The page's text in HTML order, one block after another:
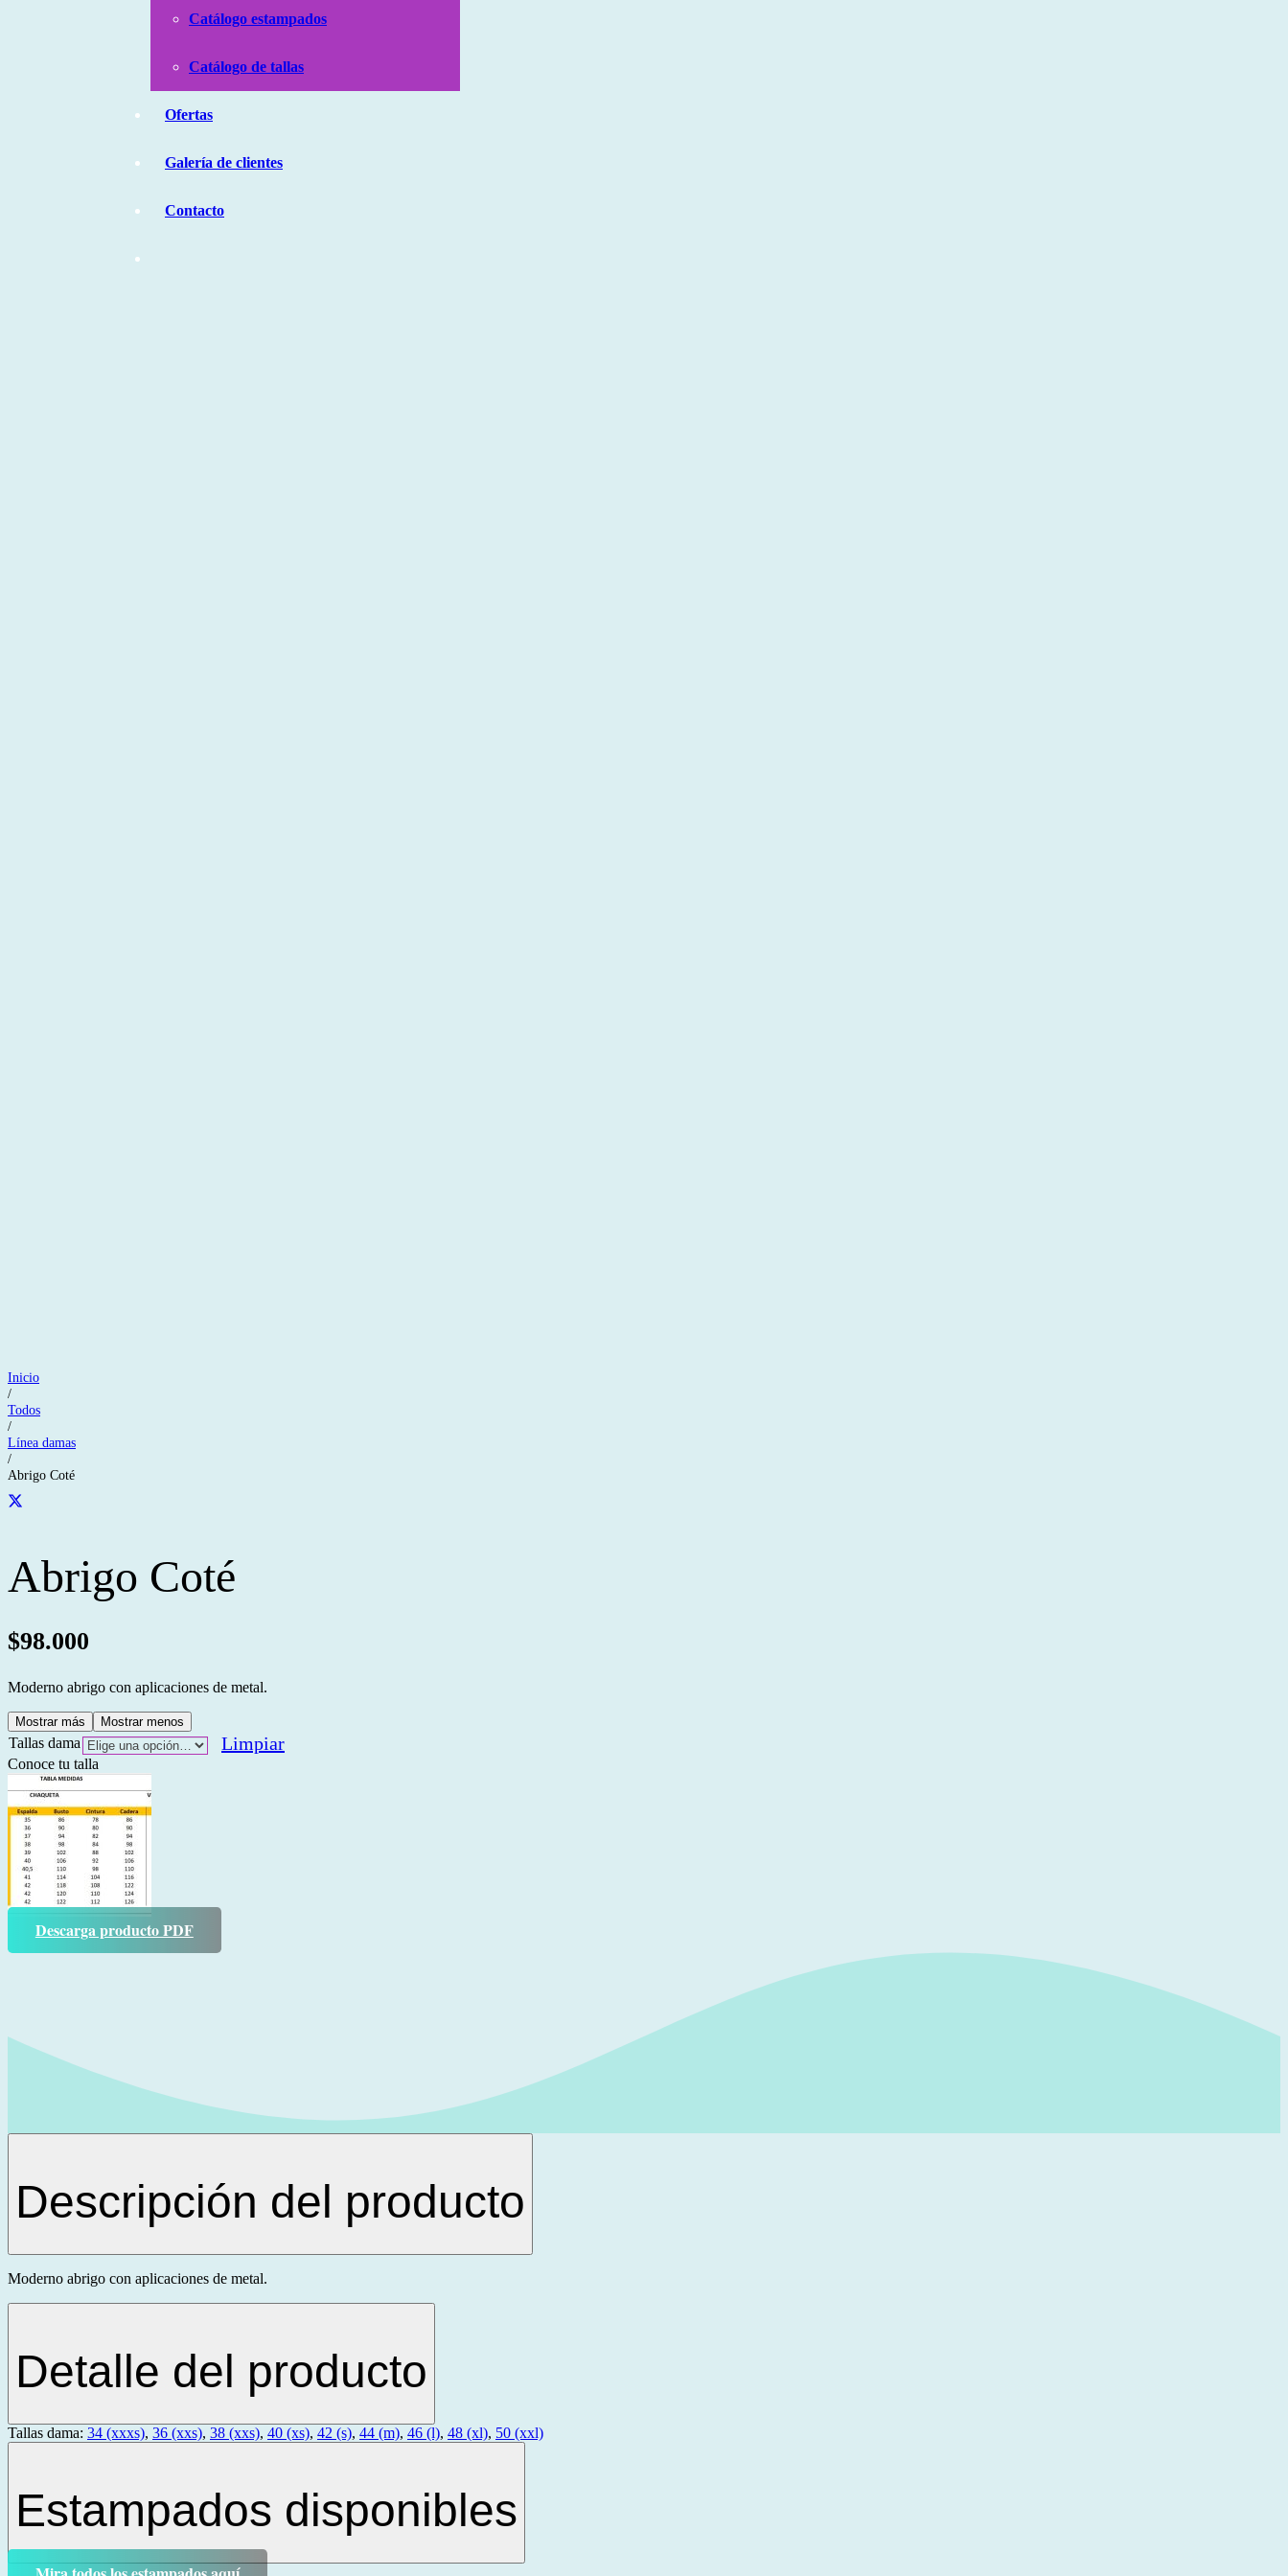
Catálogo estampados
Catálogo de tallas
Ofertas
Galería de clientes
Contacto
Inicio
/
Todos
/
Línea damas
/
Abrigo Coté
Abrigo Coté
$98.000
Moderno abrigo con aplicaciones de metal.
Mostrar más Mostrar menos
Tallas dama Limpiar
Conoce tu talla
Descarga producto PDF
Descripción del producto
Moderno abrigo con aplicaciones de metal.
Detalle del producto
Tallas dama: 34 (xxxs), 36 (xxs), 38 (xxs), 40 (xs), 42 (s), 44 (m), 46 (l), 48 (xl), 50 (xxl)
Estampados disponibles